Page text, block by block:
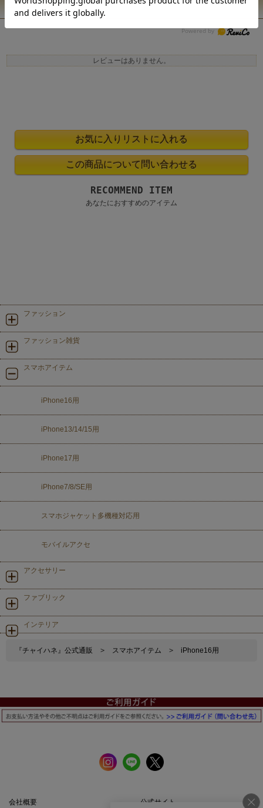
ユーザーレビュー
レビューはありません。
RECOMMEND ITEM
あなたにおすすめのアイテム
ファッション
ファッション雑貨
スマホアイテム
iPhone16用
iPhone13/14/15用
iPhone17用
iPhone7/8/SE用
スマホジャケット多機種対応用
モバイルアクセ
アクセサリー
ファブリック
インテリア
『チャイハネ』公式通販 > スマホアイテム > iPhone16用
会社概要 公式サイト